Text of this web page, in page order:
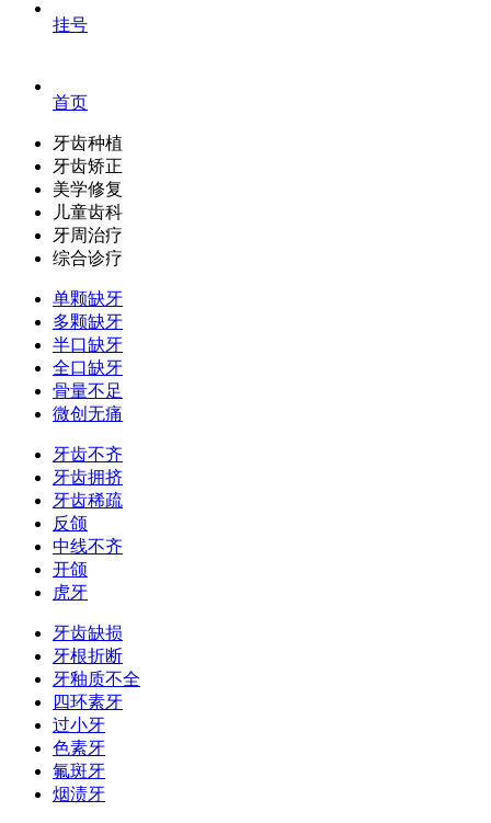
挂号
首页
牙齿种植
牙齿矫正
美学修复
儿童齿科
牙周治疗
综合诊疗
单颗缺牙
多颗缺牙
半口缺牙
全口缺牙
骨量不足
微创无痛
牙齿不齐
牙齿拥挤
牙齿稀疏
反颌
中线不齐
开颌
虎牙
牙齿缺损
牙根折断
牙釉质不全
四环素牙
过小牙
色素牙
氟斑牙
烟渍牙